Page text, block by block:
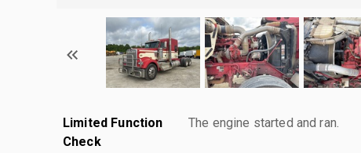
Limited Function
Check
The engine started and ran.